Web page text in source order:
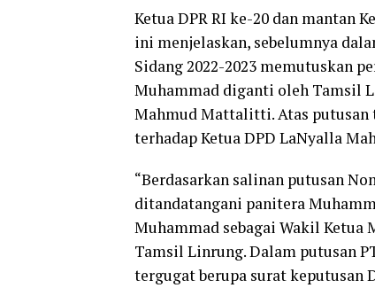
Ketua DPR RI ke-20 dan mantan
ini menjelaskan, sebelumnya
Sidang 2022-2023 memutuskan
Muhammad diganti oleh Tamsil
Mahmud Mattalitti. Atas putusan
terhadap Ketua DPD LaNyalla
“Berdasarkan salinan putusan
ditandatangani panitera
Muhammad sebagai Wakil Ketua
Tamsil Linrung. Dalam putusan
tergugat berupa surat keputusan